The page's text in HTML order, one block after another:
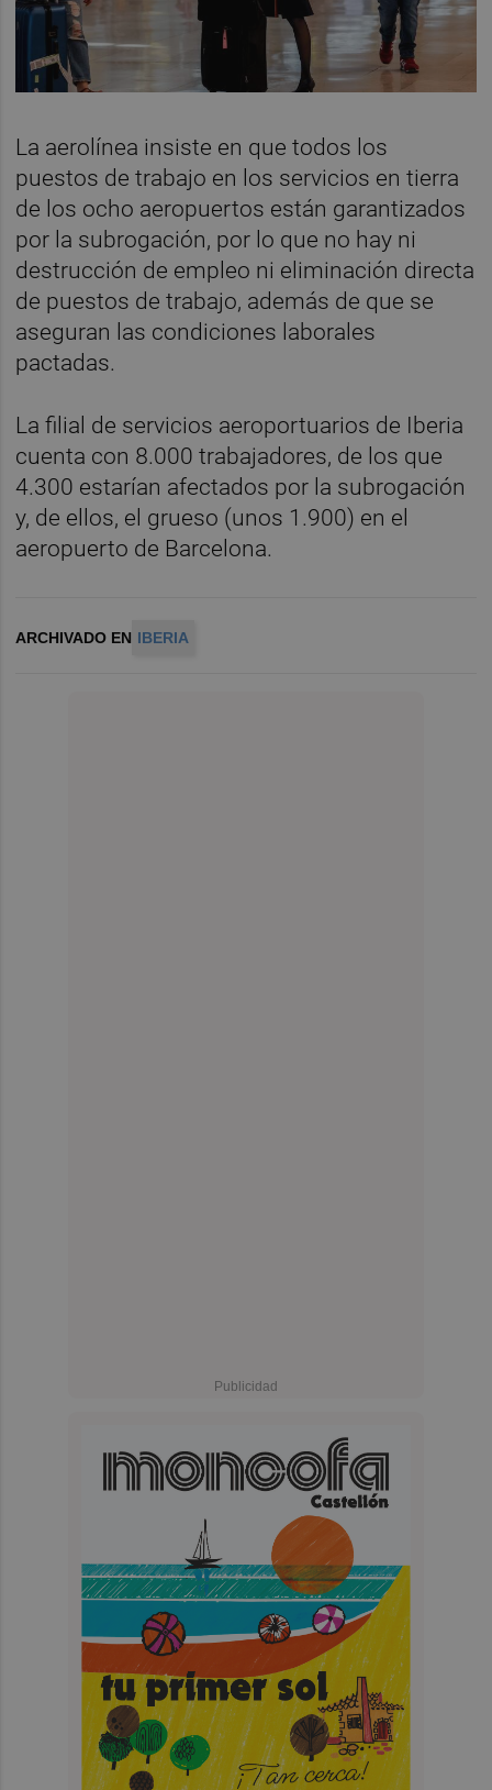
La aerolínea insiste en que todos los
puestos de trabajo en los servicios en tierra
de los ocho aeropuertos están garantizados
por la subrogación, por lo que no hay ni
destrucción de empleo ni eliminación directa
de puestos de trabajo, además de que se
aseguran las condiciones laborales
pactadas.
La filial de servicios aeroportuarios de Iberia
cuenta con 8.000 trabajadores, de los que
4.300 estarían afectados por la subrogación
y, de ellos, el grueso (unos 1.900) en el
aeropuerto de Barcelona.
ARCHIVADO EN IBERIA